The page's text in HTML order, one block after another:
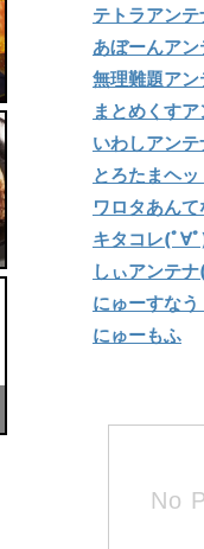
テトラアンテ
あぼーんアン
無理難題アン
まとめくす
いわしアンテ
とろたまヘ
ワロタあんて
キタコレ(ﾟ∀ﾟ
しぃアンテ
にゅーすなう
にゅーもふ